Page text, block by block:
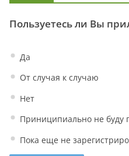
Пользуетесь ли Вы
Да
От случая к случаю
Нет
Приниципиально не буду
Пока еще не